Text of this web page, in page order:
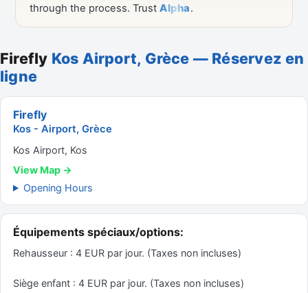
Firefly Kos Airport, Grèce — Réservez en
ligne
Firefly
Kos - Airport, Grèce
Kos Airport, Kos
View Map →
Opening Hours
Équipements spéciaux/options:
Rehausseur : 4 EUR par jour. (Taxes non incluses)
Siège enfant : 4 EUR par jour. (Taxes non incluses)